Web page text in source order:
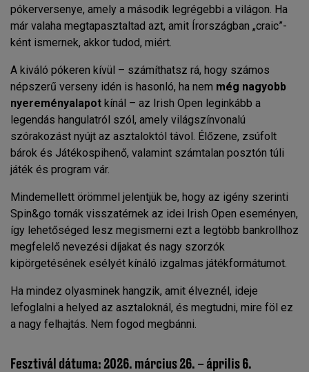
pókerversenye, amely a második legrégebbi a világon. Ha
már valaha megtapasztaltad azt, amit Írországban „craic”-
ként ismernek, akkor tudod, miért.
A kiváló pókeren kívül – számíthatsz rá, hogy számos
népszerű verseny idén is hasonló, ha nem még nagyobb
nyereményalapot kínál – az Irish Open leginkább a
legendás hangulatról szól, amely világszínvonalú
szórakozást nyújt az asztaloktól távol. Élőzene, zsúfolt
bárok és Játékospihenő, valamint számtalan posztón túli
játék és program vár.
Mindemellett örömmel jelentjük be, hogy az igény szerinti
Spin&go tornák visszatérnek az idei Irish Open eseményen,
így lehetőséged lesz megismerni ezt a legtöbb bankrollhoz
megfelelő nevezési díjakat és nagy szorzók
kipörgetésének esélyét kínáló izgalmas játékformátumot.
Ha mindez olyasminek hangzik, amit élveznél, ideje
lefoglalni a helyed az asztaloknál, és megtudni, mire föl ez
a nagy felhajtás. Nem fogod megbánni.
Fesztivál dátuma: 2026. március 26. – április 6.